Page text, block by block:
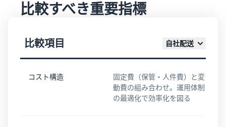
比較すべき重要指標
比較項目 自社配送
コスト構造
固定費（保管・人件費）と変
動費の組み合わせ。運用体制
の最適化で効率化を図る